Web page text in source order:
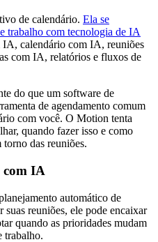
de calendário. Ela se
trabalho com tecnologia de IA
calendário com IA, reuniões
com IA, relatórios e fluxos de
do que um software de
de agendamento comum
com você. O Motion tenta
quando fazer isso e como
torno das reuniões.
com IA
automático de
suas reuniões, ele pode encaixar
quando as prioridades mudam
trabalho.